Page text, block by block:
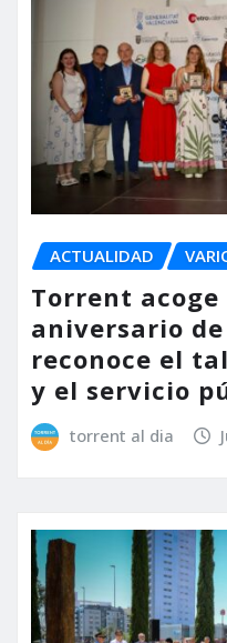
ACTUALIDAD
Torrent
aniversario
reconoce el
y el servicio
torrent al dia